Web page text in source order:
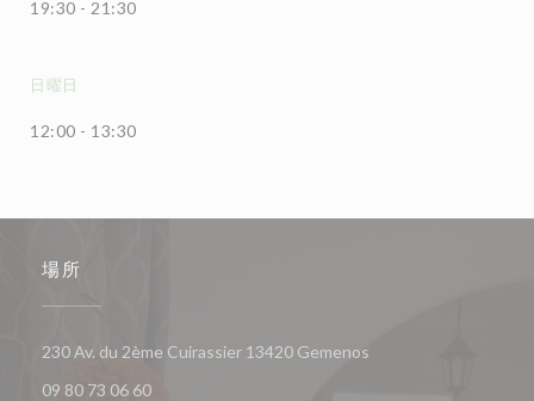
19:30 - 21:30
日曜日
12:00 - 13:30
場所
230 Av. du 2ème Cuirassier 13420 Gemenos
09 80 73 06 60